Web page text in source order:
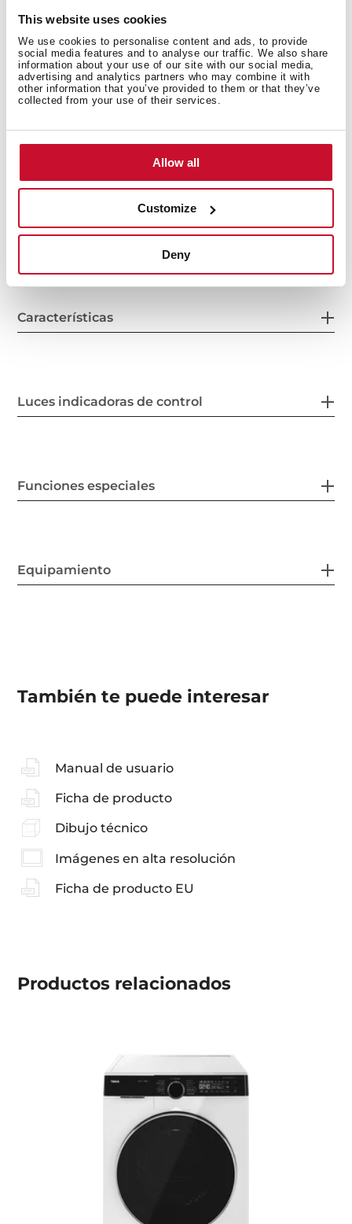
This website uses cookies
We use cookies to personalise content and ads, to provide
social media features and to analyse our traffic. We also share
information about your use of our site with our social media,
advertising and analytics partners who may combine it with
other information that you’ve provided to them or that they’ve
collected from your use of their services.
Allow all
Customize
Deny
Medidas generales
Hoja de producto
Suministro de energía
Características
Luces indicadoras de control
Funciones especiales
Equipamiento
También te puede interesar
Manual de usuario
Ficha de producto
Dibujo técnico
Imágenes en alta resolución
Ficha de producto EU
Productos relacionados